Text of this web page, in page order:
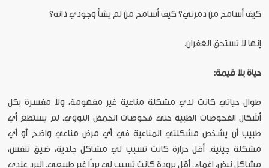
كيف أسامح من دمرني؟ كيف أسامح من لم يشأ وجودي ذاته؟
إنها لا تستحق الغفران.
حياة بلا قيمة:
طوال حياتي كانت لدي مشكلة مناعية غير مفهومة، ولا مفسرة بكل
أشكال الفحوصات الطبية حتى فحوصات الحمض النووي. لم يستطع أي
طبيب أن يشخص مشكلتي المناعية في أي مرض مناعي واضح أو أي
مشكلة جينية. أقل حرارة كانت تسبب لي مشاكل جلدية، ضيق تنفس،
مشاكل نبض، إغماء. أقل برودة كانت تسبب لي بردًا غير طبيعي. البرد عندي